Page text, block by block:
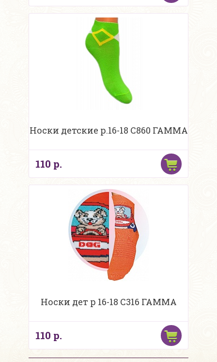
Носки детские р.16-18 С860 ГАММА
110 р.
Носки дет р 16-18 С316 ГАММА
110 р.